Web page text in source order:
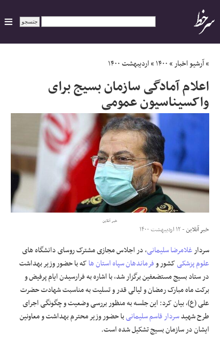
ایران
سیاسی
اقتصاد
اجتماعی
حوادث
فرهنگی و هنری
مقالات
»آرشیو اخبار»۱۴۰۰»اردیبهشت ۱۴۰۰
اعلام آمادگی سازمان بسیج برای
واکسیناسیون عمومی
خبر آنلاین
خبر آنلاین- ۱۲ اردیبهشت ۱۴۰۰
سردارغلامرضا سلیمانی، در اجلاس مجازی مشترک روسای دانشگاه های
علوم پزشکیکشور وفرماندهان سپاهاستان هاکه با حضور وزیر بهداشت
در ستاد بسیج مستضعفین برگزار شد، با اشاره به فرارسیدن ایام پرفیض و
برکت ماه مبارک رمضان و لیالی قدر و تسلیت به مناسبت شهادت حضرت
علی (ع)، بیان کرد: این جلسه به منظور بررسی وضعیت و چگونگی اجرای
طرح شهیدسردار قاسم سلیمانیبا حضور وزیر محترم بهداشت و معاونین
ایشان در سازمان بسیج تشکیل شده است.